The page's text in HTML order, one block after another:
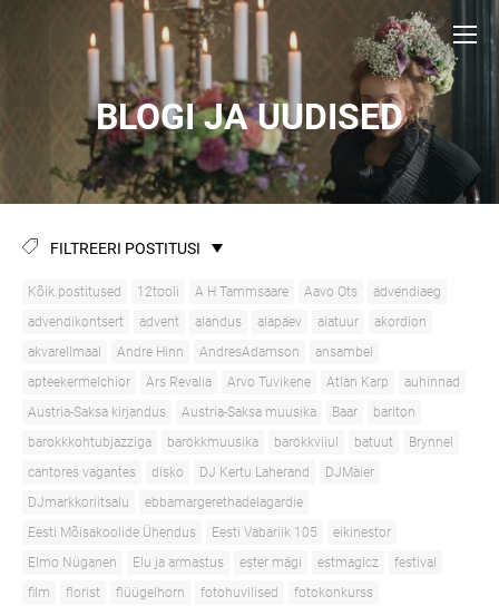
BLOGI JA UUDISED
FILTREERI POSTITUSI
Kõik postitused 12tooli A H Tammsaare Aavo Ots
advendiaeg
advendikontsert
advent aiandus aiapäev aiatuur
akordion
akvarellmaal
Andre Hinn AndresAdamson
ansambel
apteekermelchior
Ars Revalia Arvo Tuvikene Atlan Karp
auhinnad
Austria-Saksa kirjandus
Austria-Saksa muusika Baar
bariton
barokkkohtubjazziga
barokkmuusika barokkviiul batuut
Brynnel
cantores vagantes
disko DJ Kertu Laherand
DJMaier
DJmarkkoriitsalu
ebbamargerethadelagardie
Eesti Mõisakoolide Ühendus
Eesti Vabariik 105
eikinestor
Elmo Nüganen
Elu ja armastus ester mägi estmagicz
festival
film
florist flüügelhorn fotohuvilised
fotokonkurss